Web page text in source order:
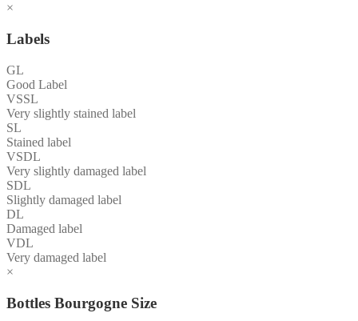
×
Labels
GL
Good Label
VSSL
Very slightly stained label
SL
Stained label
VSDL
Very slightly damaged label
SDL
Slightly damaged label
DL
Damaged label
VDL
Very damaged label
×
Bottles Bourgogne Size